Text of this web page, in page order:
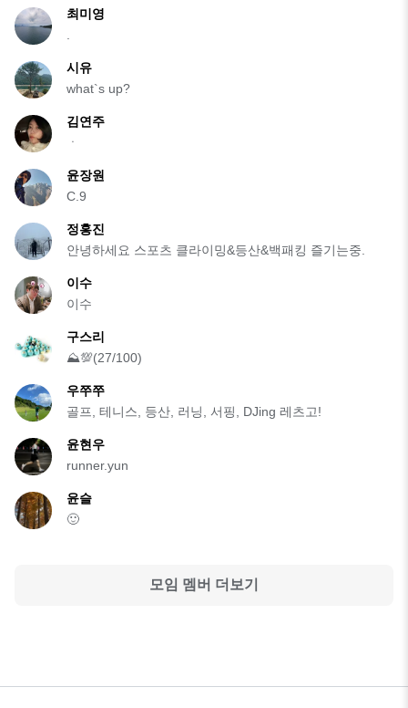
최미영
시유
what`s up?
김연주
ㆍ
윤장원
C.9
정홍진
안녕하세요 스포츠 클라이밍&등산&백패킹 즐기는중.
이수
이수
구스리
⛰️💯(27/100)
우쭈쭈
골프, 테니스, 등산, 러닝, 서핑, DJing 레츠고!
윤현우
runner.yun
윤슬
🙂
모임 멤버 더보기